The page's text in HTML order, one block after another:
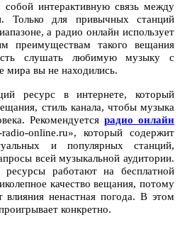
собой интерактивную связь между
Только для привычных станций
а радио онлайн использует
преимуществам такого вещания
слушать любимую музыку с
мира вы не находились.
ресурс в интернете, который
стиль канала, чтобы музыка
Рекомендуется радио онлайн
online.ru», который содержит
и популярных станций,
всей музыкальной аудитории.
ресурсы работают на бесплатной
качество вещания, потому
влияния ненастная погода. В этом
конкретно.